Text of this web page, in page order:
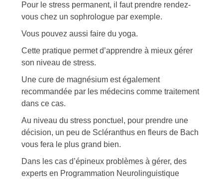
Pour le stress permanent, il faut prendre rendez-
vous chez un sophrologue par exemple.
Vous pouvez aussi faire du yoga.
Cette pratique permet d’apprendre à mieux gérer
son niveau de stress.
Une cure de magnésium est également
recommandée par les médecins comme traitement
dans ce cas.
Au niveau du stress ponctuel, pour prendre une
décision, un peu de Scléranthus en fleurs de Bach
vous fera le plus grand bien.
Dans les cas d’épineux problèmes à gérer, des
experts en Programmation Neurolinguistique